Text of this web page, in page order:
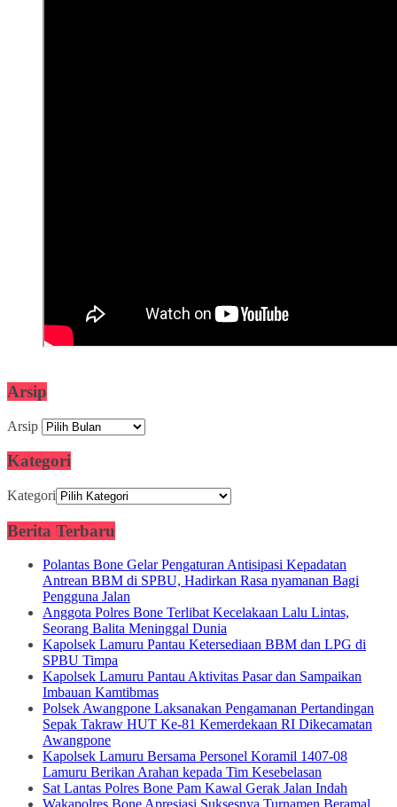
Arsip
Arsip
Kategori
Kategori
Berita Terbaru
Polantas Bone Gelar Pengaturan Antisipasi Kepadatan
Antrean BBM di SPBU, Hadirkan Rasa nyamanan Bagi
Pengguna Jalan
Anggota Polres Bone Terlibat Kecelakaan Lalu Lintas,
Seorang Balita Meninggal Dunia
Kapolsek Lamuru Pantau Ketersediaan BBM dan LPG di
SPBU Timpa
Kapolsek Lamuru Pantau Aktivitas Pasar dan Sampaikan
Imbauan Kamtibmas
Polsek Awangpone Laksanakan Pengamanan Pertandingan
Sepak Takraw HUT Ke-81 Kemerdekaan RI Dikecamatan
Awangpone
Kapolsek Lamuru Bersama Personel Koramil 1407-08
Lamuru Berikan Arahan kepada Tim Kesebelasan
Sat Lantas Polres Bone Pam Kawal Gerak Jalan Indah